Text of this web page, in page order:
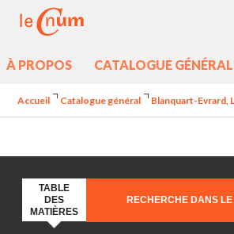
À PROPOS CATALOGUE GÉNÉRAL
Accueil Catalogue général Blanquart-Evrard,
TABLE
DES
MATIÈRES
RECHERCHE DANS